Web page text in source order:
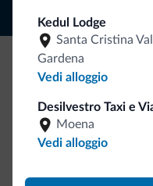
Kedul Lodge
Santa Cristina Val
Gardena
Vedi alloggio
Desilvestro Taxi e
Moena
Vedi alloggio
Be Original, scopri
Ce l'avete chiesto in
Dolomiti.it!